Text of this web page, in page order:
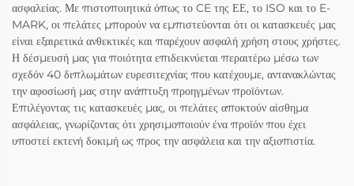
ασφαλείας. Με πιστοποιητικά όπως το CE της ΕΕ, το ISO και το E-
MARK, οι πελάτες μπορούν να εμπιστεύονται ότι οι κατασκευές μας
είναι εξαιρετικά ανθεκτικές και παρέχουν ασφαλή χρήση στους χρήστες.
Η δέσμευσή μας για ποιότητα επιδεικνύεται περαιτέρω μέσω των
σχεδόν 40 διπλωμάτων ευρεσιτεχνίας που κατέχουμε, αντανακλώντας
την αφοσίωσή μας στην ανάπτυξη προηγμένων προϊόντων.
Επιλέγοντας τις κατασκευές μας, οι πελάτες αποκτούν αίσθημα
ασφάλειας, γνωρίζοντας ότι χρησιμοποιούν ένα προϊόν που έχει
υποστεί εκτενή δοκιμή ως προς την ασφάλεια και την αξιοπιστία.